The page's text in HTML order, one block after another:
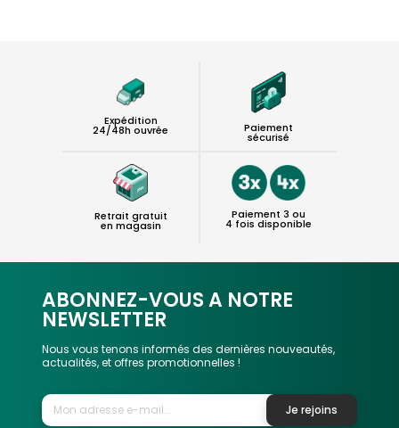
Expédition
24/48h ouvrée Paiement
sécurisé
Retrait gratuit
en magasin
Paiement 3 ou
4 fois disponible
ABONNEZ-VOUS A NOTRE
NEWSLETTER
Nous vous tenons informés des dernières nouveautés,
actualités, et offres promotionnelles !
Je rejoins